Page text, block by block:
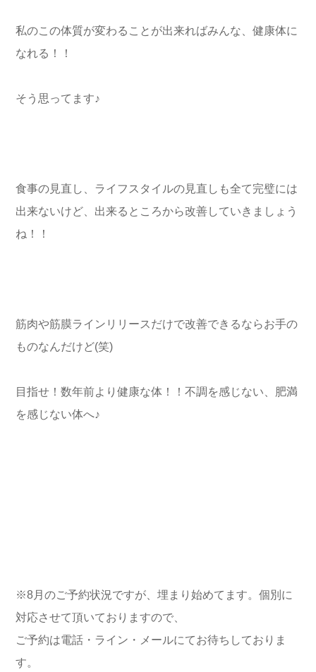
私のこの体質が変わることが出来ればみんな、健康体に
なれる！！
そう思ってます♪
食事の見直し、ライフスタイルの見直しも全て完璧には
出来ないけど、出来るところから改善していきましょう
ね！！
筋肉や筋膜ラインリリースだけで改善できるならお手の
ものなんだけど(笑)
目指せ！数年前より健康な体！！不調を感じない、肥満
を感じない体へ♪
※8月のご予約状況ですが、埋まり始めてます。個別に
対応させて頂いておりますので、
ご予約は電話・ライン・メールにてお待ちしておりま
す。